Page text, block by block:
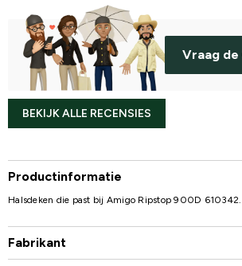
Vraag de
BEKIJK ALLE RECENSIES
Productinformatie
Halsdeken die past bij Amigo Ripstop 900D 610342.
Fabrikant